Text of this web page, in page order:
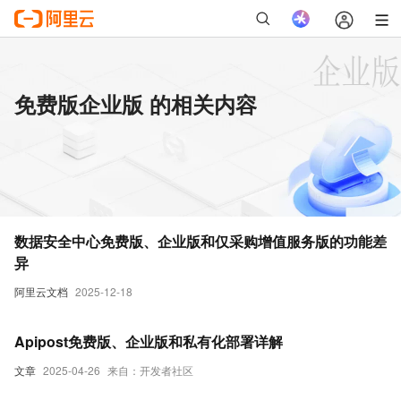
免费版企业版 的相关内容
阿里云文档 2025-12-18
数据安全中心免费版、企业版和仅采购增值服务版的功能差
异
文章 2025-04-26 来自：开发者社区
Apipost免费版、企业版和私有化部署详解